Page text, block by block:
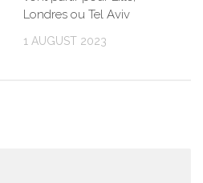
Londres ou Tel Aviv
1 AUGUST 2023